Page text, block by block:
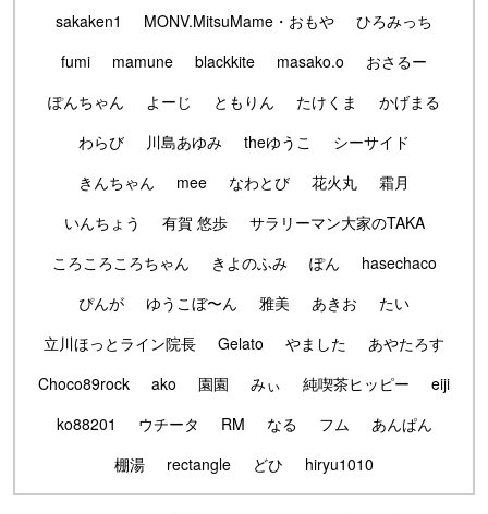
sakaken1
MONV.MitsuMame・おもや
ひろみっち
fumi
mamune blackkite masako.o
おさるー
ぽんちゃん
よーじ ともりん たけくま
かげまる
わらび
川島あゆみ theゆうこ
シーサイド
きんちゃん
mee なわとび 花火丸
霜月
いんちょう
有賀 悠歩
サラリーマン大家のTAKA
ころころころちゃん
きよのふみ ぽん
hasechaco
ぴんが
ゆうこぼ〜ん 雅美 あきお
たい
立川ほっとライン院長
Gelato やました
あやたろす
Choco89rock
ako 園園 みぃ 純喫茶ヒッピー
eiji
ko88201
ウチータ RM なる フム
あんぱん
棚湯
rectangle どひ hiryu1010